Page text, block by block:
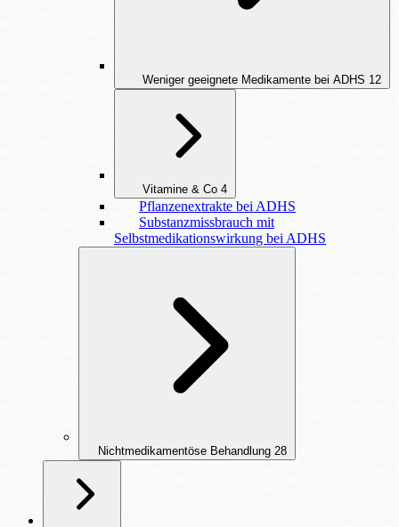
Weniger geeignete Medikamente bei ADHS 12
Vitamine & Co 4
Pflanzenextrakte bei ADHS
Substanzmissbrauch mit
Selbstmedikationswirkung bei ADHS
Nichtmedikamentöse Behandlung 28